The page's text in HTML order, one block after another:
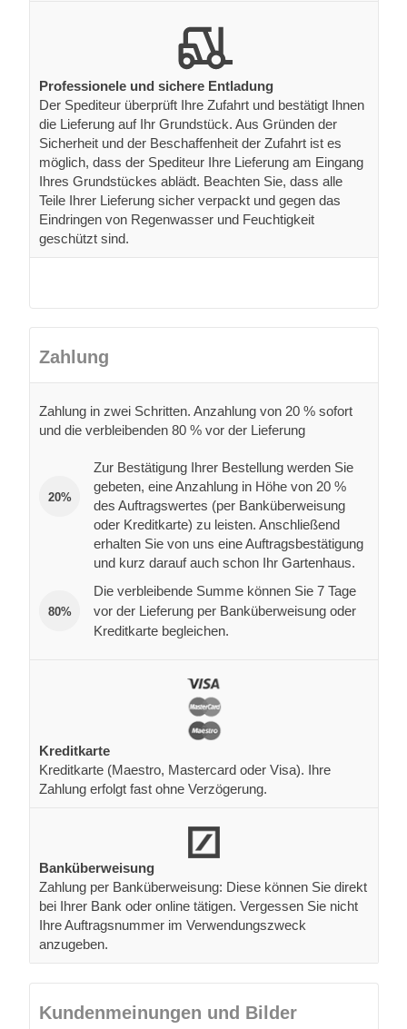
Professionele und sichere Entladung
Der Spediteur überprüft Ihre Zufahrt und bestätigt Ihnen
die Lieferung auf Ihr Grundstück. Aus Gründen der
Sicherheit und der Beschaffenheit der Zufahrt ist es
möglich, dass der Spediteur Ihre Lieferung am Eingang
Ihres Grundstückes ablädt. Beachten Sie, dass alle
Teile Ihrer Lieferung sicher verpackt und gegen das
Eindringen von Regenwasser und Feuchtigkeit
geschützt sind.
Zahlung
Zahlung in zwei Schritten. Anzahlung von 20 % sofort
und die verbleibenden 80 % vor der Lieferung
20%
Zur Bestätigung Ihrer Bestellung werden Sie
gebeten, eine Anzahlung in Höhe von 20 %
des Auftragswertes (per Banküberweisung
oder Kreditkarte) zu leisten. Anschließend
erhalten Sie von uns eine Auftragsbestätigung
und kurz darauf auch schon Ihr Gartenhaus.
80%
Die verbleibende Summe können Sie 7 Tage
vor der Lieferung per Banküberweisung oder
Kreditkarte begleichen.
Kreditkarte
Kreditkarte (Maestro, Mastercard oder Visa). Ihre
Zahlung erfolgt fast ohne Verzögerung.
Banküberweisung
Zahlung per Banküberweisung: Diese können Sie direkt
bei Ihrer Bank oder online tätigen. Vergessen Sie nicht
Ihre Auftragsnummer im Verwendungszweck
anzugeben.
Kundenmeinungen und Bilder